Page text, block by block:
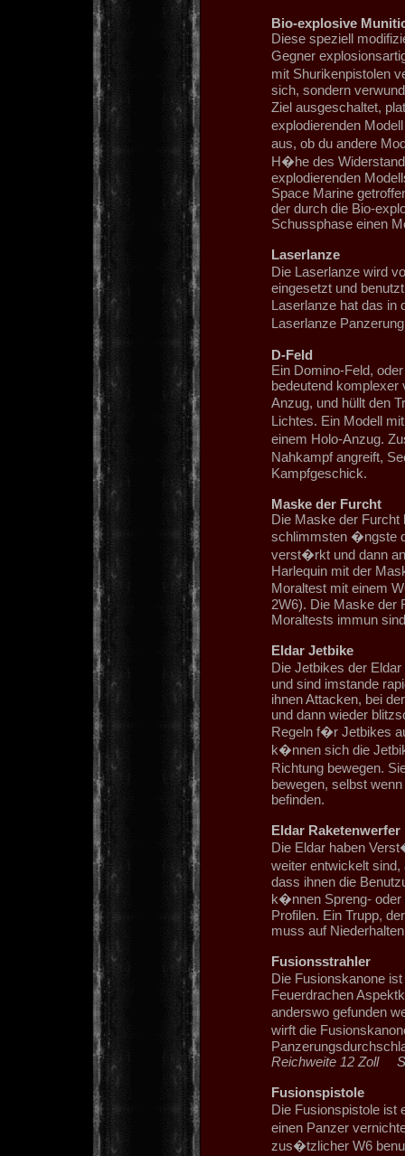
Bio-explosive
Diese speziell
Gegner
mit Shurikenpistolen
sich, sondern
Ziel ausgeschaltet,
explodierenden
aus, ob du andere
H�he des
explodierenden
Space Marine
der durch die Bio-
Schussphase einen
Laserlanze
Die Laserlanze wird
eingesetzt und
Laserlanze hat das in
Laserlanze
D-Feld
Ein Domino-Feld,
bedeutend
Anzug, und hüllt den
Lichtes. Ein Modell
einem Holo-Anzug.
Nahkampf angreift,
Kampfgeschick.
Maske der Furcht
Die Maske der Furcht
schlimmsten �ngste
verst�rkt und dann
Harlequin mit der
Moraltest mit einem
2W6). Die Maske der
Moraltests immun
Eldar Jetbike
Die Jetbikes der
und sind imstande
ihnen Attacken, bei
und dann wieder
Regeln f�r Jetbikes
k�nnen sich die
Richtung bewegen.
bewegen, selbst
befinden.
Eldar Raketenwerfer
Die Eldar haben
weiter entwickelt
dass ihnen die
k�nnen Spreng- oder
Profilen. Ein Trupp,
muss auf
Fusionsstrahler
Die Fusionskanone
Feuerdrachen
anderswo gefunden
wirft die
Reichweite 12
Fusionspistole
Die Fusionspistole ist
einen Panzer
zus�tzlicher W6